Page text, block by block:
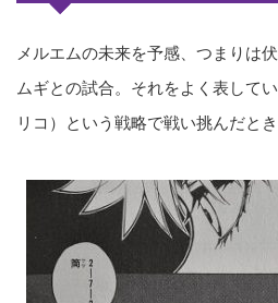
メルエムの未来を予感、つまりは
ムギとの試合。それをよく表して
リコ）という戦略で戦い挑んだとき